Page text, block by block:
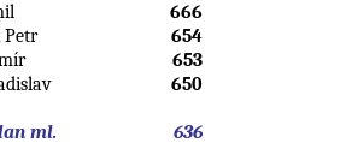
666
Petr
654
653
650
ml. 636